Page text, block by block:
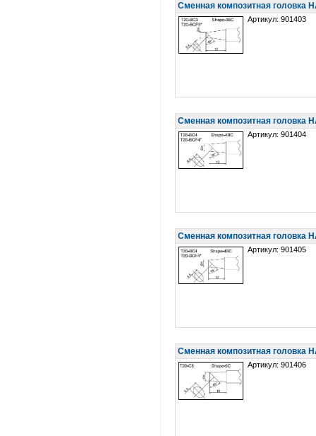
Сменная композитная головка
Артикул: 901403
Сменная композитная головка
Артикул: 901404
Сменная композитная головка
Артикул: 901405
Сменная композитная головка
Артикул: 901406